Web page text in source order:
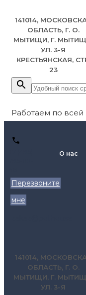
141014,
ОБЛАСТЬ, Г. О.
МЫТИЩИ, Г.
УЛ. 3-Я
КРЕСТЬЯНСКАЯ,
23
Работаем по всей
Перезвоните
мне
О нас
141014,
ОБЛАСТЬ, Г. О.
МЫТИЩИ, Г.
УЛ. 3-Я